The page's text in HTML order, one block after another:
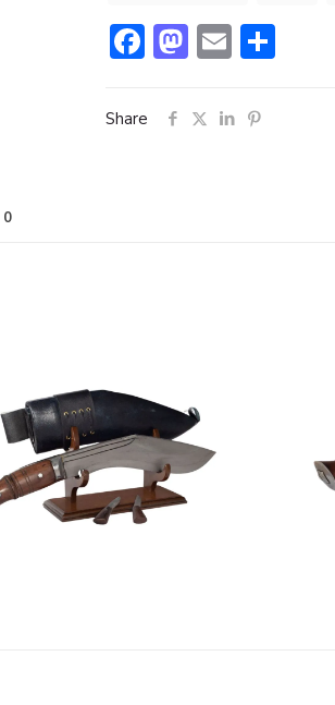
Facebook
Mastodon
Email
Share
0